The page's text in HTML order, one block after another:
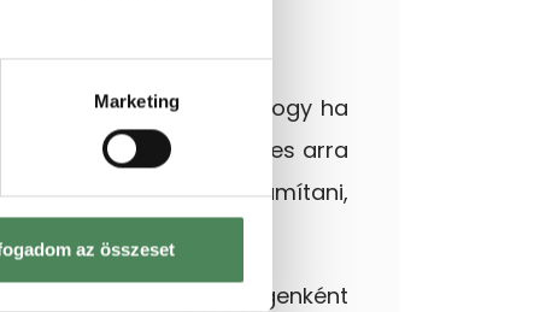
Marketing
az összeset
Ez tehát azt jelenti, hogy ha
Azonban érdemes arra
fog korábbi árnak számítani,
kereskedelmi egységenként